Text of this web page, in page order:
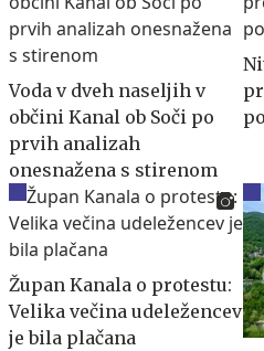
Voda v dveh naseljih v
občini Kanal ob Soči po
prvih analizah
onesnažena s stirenom
Župan Kanala o protestu:
Velika večina udeležencev
je bila plačana